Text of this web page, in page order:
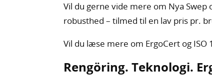
Vil du gerne vide mere om Nya
robusthed – tilmed til en lav pris pr.
Vil du læse mere om ErgoCert og ISO
Rengöring. Teknologi.